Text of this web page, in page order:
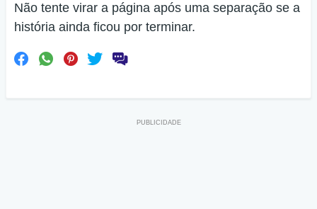
Não tente virar a página após uma separação se a
história ainda ficou por terminar.